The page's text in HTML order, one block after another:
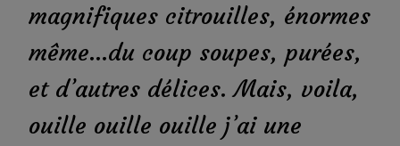
magnifiques citrouilles, énormes
même…du coup soupes, purées,
et d’autres délices. Mais, voila,
ouille ouille ouille j’ai une